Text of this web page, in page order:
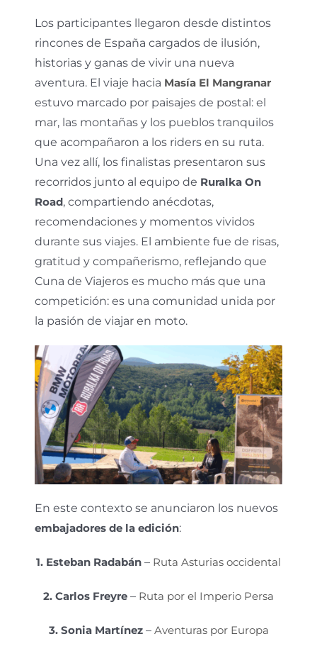
Los participantes llegaron desde distintos
rincones de España cargados de ilusión,
historias y ganas de vivir una nueva
aventura. El viaje hacia Masía El Mangranar
estuvo marcado por paisajes de postal: el
mar, las montañas y los pueblos tranquilos
que acompañaron a los riders en su ruta.
Una vez allí, los finalistas presentaron sus
recorridos junto al equipo de Ruralka On
Road, compartiendo anécdotas,
recomendaciones y momentos vividos
durante sus viajes. El ambiente fue de risas,
gratitud y compañerismo, reflejando que
Cuna de Viajeros es mucho más que una
competición: es una comunidad unida por
la pasión de viajar en moto.
En este contexto se anunciaron los nuevos
embajadores de la edición:
1. Esteban Radabán – Ruta Asturias occidental
2. Carlos Freyre – Ruta por el Imperio Persa
3. Sonia Martínez– Aventuras por Europa